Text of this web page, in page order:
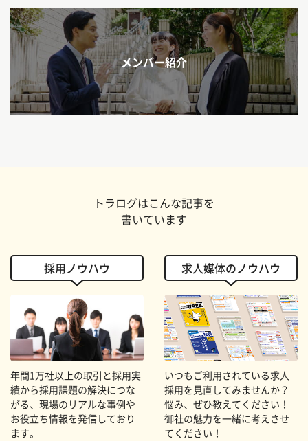
メンバー紹介
トラログはこんな記事を
書いています
採用ノウハウ
年間1万社以上の取引と採用実
績から採用課題の解決につな
がる、現場のリアルな事例や
お役立ち情報を発信しており
ます。
求人媒体のノウハウ
いつもご利用されている求人
採用を見直してみませんか？
悩み、ぜひ教えてください！
御社の魅力を一緒に考えさせ
てください！